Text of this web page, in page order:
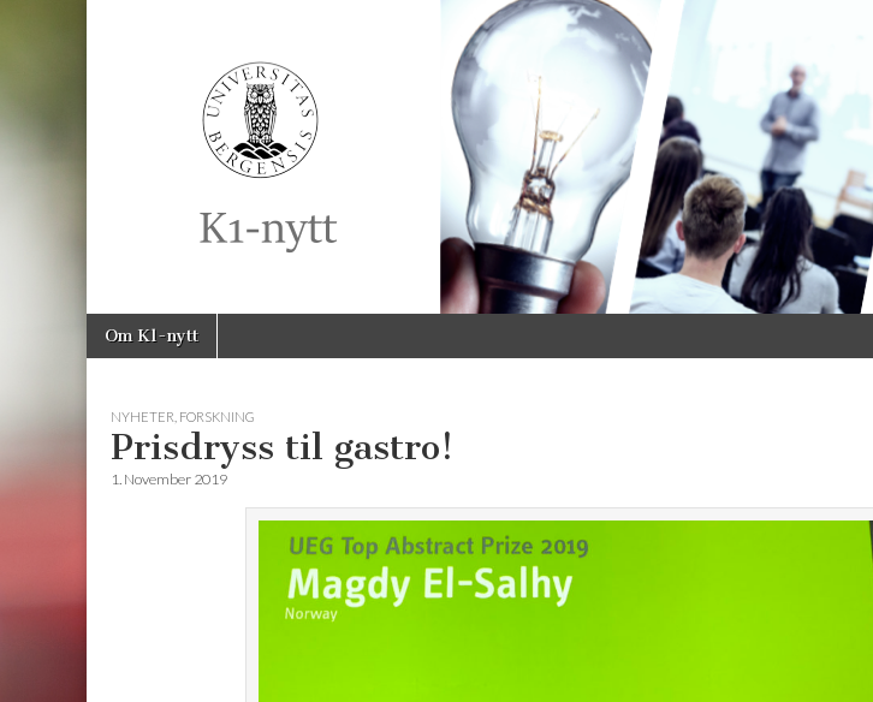
K1-
Nytt
Main
menu
Skip
Om K1-nytt
NYHETER FORSKNING
Prisdryss til gastro!
1. November 2019